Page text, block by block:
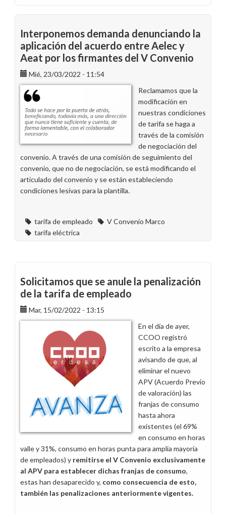
de
la
revocación
del
acuerdo
y
Aeat
Interponemos demanda denunciando la
aplicación del acuerdo entre Aelec y
Aeat por los firmantes del V Convenio
Mié, 23/03/2022 - 11:54
Reclamamos que la
modificación en
nuestras condiciones
de tarifa se haga a
través de la comisión
de negociación del
convenio. A través de una comisión de seguimiento del
convenio, que no de negociación, se está modificando el
articulado del convenio y se están estableciendo
condiciones lesivas para la plantilla.
tarifa de empleado
V Convenio Marco
tarifa eléctrica
Solicitamos que se anule la penalización
de la tarifa de empleado
Mar, 15/02/2022 - 13:15
En el día de ayer,
CCOO registró
escrito a la empresa
avisando de que, al
eliminar el nuevo
APV (Acuerdo Previo
de valoración) las
franjas de consumo
hasta ahora
existentes (el 69%
en consumo en horas
valle y 31%, consumo en horas punta para amplia mayoría
de empleados) y remitirse el V Convenio exclusivamente
al APV para establecer dichas franjas de consumo,
estas han desaparecido y, como consecuencia de esto,
también las penalizaciones anteriormente vigentes.